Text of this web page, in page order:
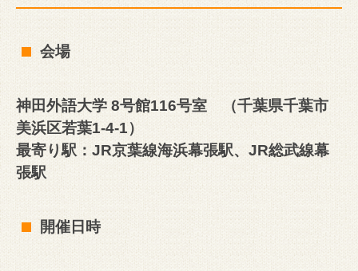
会場
神田外語大学 8号館116号室 （千葉県千葉市
美浜区若葉1-4-1）
最寄り駅：JR京葉線海浜幕張駅、JR総武線幕
張駅
開催日時